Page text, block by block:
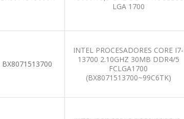
LGA 1700
BX8071513700
INTEL PROCESADORES CORE I7-
13700 2.10GHZ 30MB DDR4/5
FCLGA1700
(BX8071513700~99C6TK)